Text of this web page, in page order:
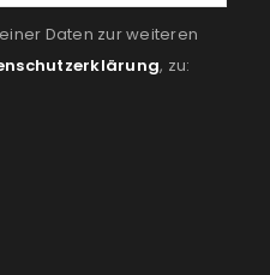
Daten zur weiteren
, zu: